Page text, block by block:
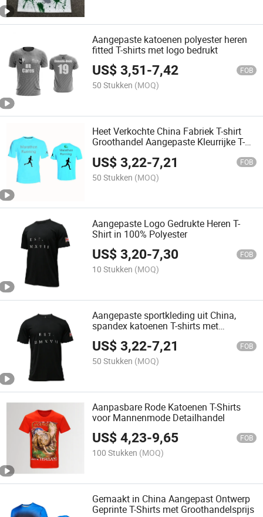
Aangepaste katoenen polyester heren
fitted T-shirts met logo bedrukt
US$3,51-7,42 FOB
50 Stukken (MOQ)
Heet Verkochte China Fabriek T-shirt
Groothandel Aangepaste Kleurrijke T-
US$3,22-7,21 FOB
50 Stukken (MOQ)
Aangepaste Logo Gedrukte Heren T-
Shirt in 100% Polyester
US$3,20-7,30 FOB
10 Stukken (MOQ)
Aangepaste sportkleding uit China,
spandex katoenen T-shirts met
persoonlijk logo
US$3,22-7,21 FOB
50 Stukken (MOQ)
Aanpasbare Rode Katoenen T-Shirts
voor Mannenmode Detailhandel
US$4,23-9,65 FOB
100 Stukken (MOQ)
Gemaakt in China Aangepast Ontwerp
Geprinte T-Shirts met Groothandelsprijs